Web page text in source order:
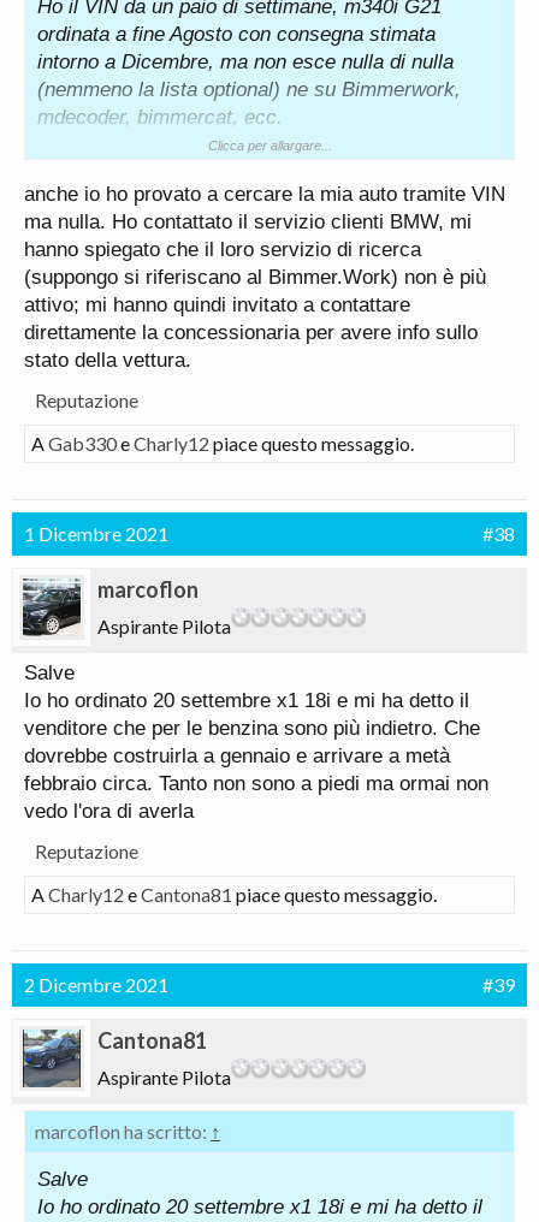
Ho il VIN da un paio di settimane, m340i G21
ordinata a fine Agosto con consegna stimata
intorno a Dicembre, ma non esce nulla di nulla
(nemmeno la lista optional) ne su Bimmerwork,
mdecoder, bimmercat, ecc.
Quando il venditore mi ha chiamato
detto che il codice interno di produzione era 152
(quindi verniciatura), quindi è strano che dopo 15
giorni non mi esce nemmeno la lista optional.
Comunque da quel che so a riguardo il telaio
dovrebbe essere inciso sulla macchina quando
carrozzeria/gruppo motopropulsore vengono uniti e
non prima.
Buona giornata
Clicca per allargare...
anche io ho provato a cercare la mia auto tramite VIN
ma nulla. Ho contattato il servizio clienti BMW, mi
hanno spiegato che il loro servizio di ricerca
(suppongo si riferiscano al Bimmer.Work) non è più
attivo; mi hanno quindi invitato a contattare
direttamente la concessionaria per avere info sullo
stato della vettura.
Reputazione
AGab330eCharly12 piace questo messaggio.
1 Dicembre 2021 #38
marcoflon
Aspirante Pilota
Salve
Io ho ordinato 20 settembre x1 18i e mi ha detto il
venditore che per le benzina sono più indietro. Che
dovrebbe costruirla a gennaio e arrivare a metà
febbraio circa. Tanto non sono a piedi ma ormai non
vedo l'ora di averla
Reputazione
ACharly12 eCantona81 piace questo messaggio.
2 Dicembre 2021 #39
Cantona81
Aspirante Pilota
marcoflon ha scritto: ↑
Salve
Io ho ordinato 20 settembre x1 18i e mi ha detto il